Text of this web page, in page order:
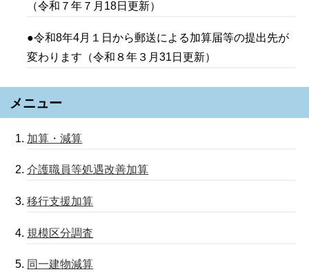
（令和７年７月18日更新）
●令和8年4月１日から郵送による加算届等の提出先が
変わります（令和８年３月31日更新）
メニュー
加算・減算
介護職員等処遇改善加算
移行支援加算
規模区分調査
同一建物減算